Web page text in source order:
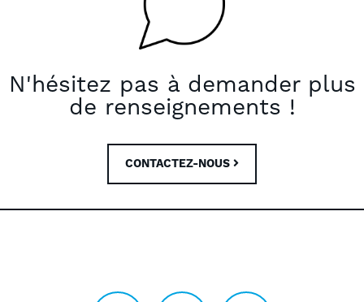
N'hésitez pas à demander plus
de renseignements !
CONTACTEZ-NOUS